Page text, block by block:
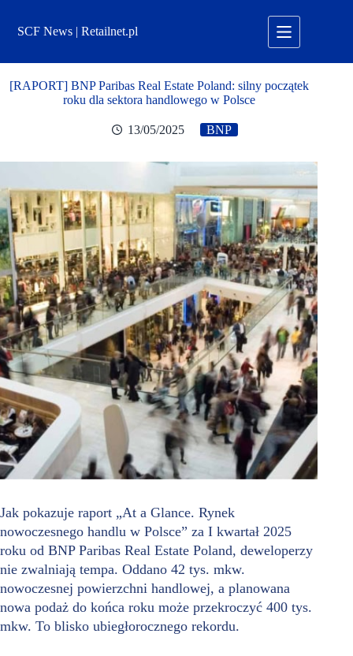
treściSCF News | Retailnet.pl
[RAPORT] BNP Paribas Real Estate Poland: silny początek
roku dla sektora handlowego w Polsce
13/05/2025 BNP
Jak pokazuje raport „At a Glance. Rynek
nowoczesnego handlu w Polsce” za I kwartał 2025
roku od BNP Paribas Real Estate Poland, deweloperzy
nie zwalniają tempa. Oddano 42 tys. mkw.
nowoczesnej powierzchni handlowej, a planowana
nowa podaż do końca roku może przekroczyć 400 tys.
mkw. To blisko ubiegłorocznego rekordu.